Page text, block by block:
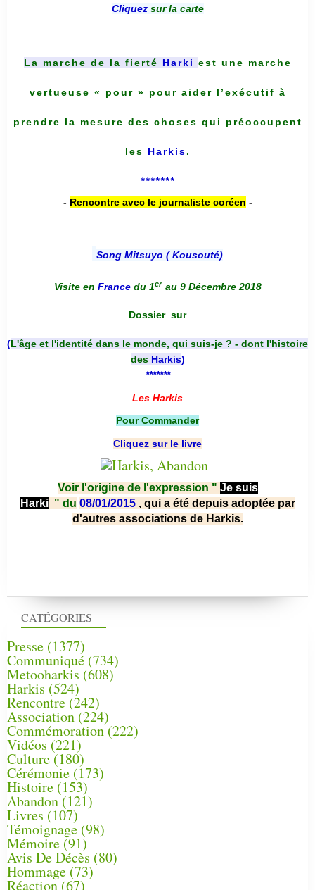
CATÉGORIES
Presse (1377)
Communiqué (734)
Metooharkis (608)
Harkis (524)
Rencontre (242)
Association (224)
Commémoration(222)
Vidéos (221)
Culture(180)
Cérémonie (173)
Histoire (153)
Abandon(121)
Livres (107)
Témoignage (98)
Mémoire (91)
Avis De Décès (80)
Hommage (73)
Réaction(67)
Cliquez sur la carte
La marche de la fierté Harki est une marche
vertueuse « pour » pour aider l’exécutif à
prendre la mesure des choses qui préoccupent
les Harkis.
*******
- Rencontre avec le journaliste coréen -
Song Mitsuyo ( Kousouté)
Visite en France du 1er au 9 Décembre 2018
Dossier sur
(L'âge et l'identité dans le monde, qui suis-je ? - dont l'histoire
des Harkis)
*******
Les Harkis
Pour Commander
Cliquez sur le livre
Voir l'origine de l'expression " Je suis
Harki " du 08/01/2015 , qui a été depuis adoptée par
d'autres associations de Harkis.